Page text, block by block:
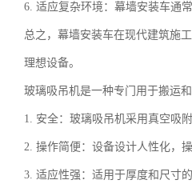
6. 适应复杂环境：幕墙安装车通
总之，幕墙安装车在现代建筑施
理想设备。
玻璃吸吊机是一种专门用于搬运
1. 安全：玻璃吸吊机采用真空吸
2. 操作简便：设备设计人性化，
3. 适应性强：适用于厚度和尺寸